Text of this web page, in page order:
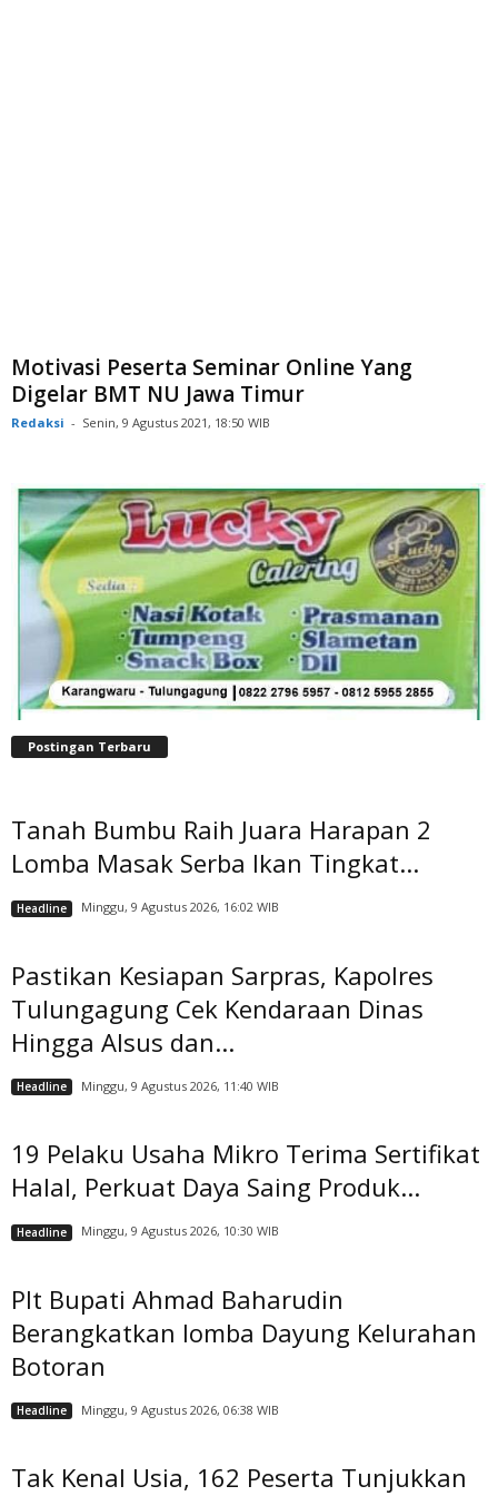
Motivasi Peserta Seminar Online Yang
Digelar BMT NU Jawa Timur
Redaksi - Senin, 9 Agustus 2021, 18:50 WIB
Postingan Terbaru
Tanah Bumbu Raih Juara Harapan 2
Lomba Masak Serba Ikan Tingkat...
Headline Minggu, 9 Agustus 2026, 16:02 WIB
Pastikan Kesiapan Sarpras, Kapolres
Tulungagung Cek Kendaraan Dinas
Hingga Alsus dan...
Headline Minggu, 9 Agustus 2026, 11:40 WIB
19 Pelaku Usaha Mikro Terima Sertifikat
Halal, Perkuat Daya Saing Produk...
Headline Minggu, 9 Agustus 2026, 10:30 WIB
Plt Bupati Ahmad Baharudin
Berangkatkan lomba Dayung Kelurahan
Botoran
Headline Minggu, 9 Agustus 2026, 06:38 WIB
Tak Kenal Usia, 162 Peserta Tunjukkan